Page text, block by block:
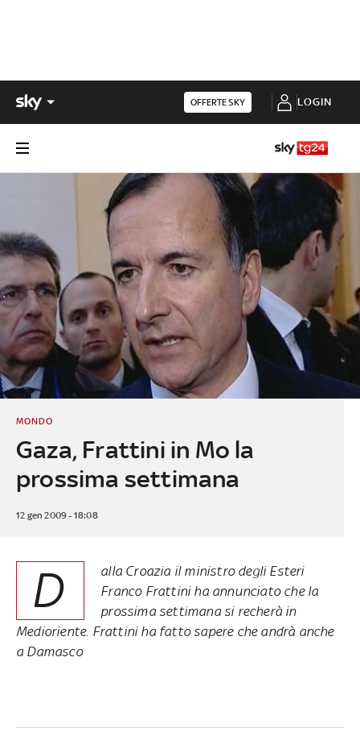
OFFERTE SKY LOGIN
Gaza, Frattini in Mo la
prossima settimana
MONDO
12 gen 2009 - 18:08
D
alla Croazia il ministro degli Esteri
Franco Frattini ha annunciato che la
prossima settimana si recherà in
Medioriente. Frattini ha fatto sapere che andrà anche
a Damasco